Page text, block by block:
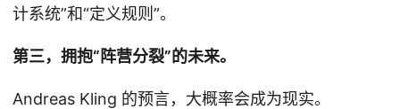
计系统”和“定义规则”。
第三，拥抱“阵营分裂”的未来。
Andreas Kling 的预言，大概率会成为现实。